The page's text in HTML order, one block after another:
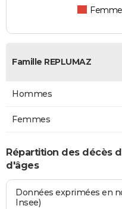
Famille REPLUMAZ
Hommes
Femmes
Répartition des décès
d'âges
Données exprimées en
Insee)